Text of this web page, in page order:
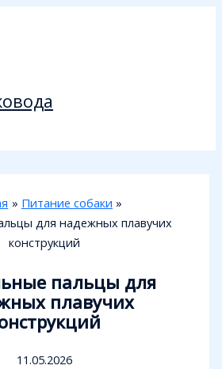
Питание собаки
для надежных плавучих
конструкций
пальцы для
плавучих
11.05.2026